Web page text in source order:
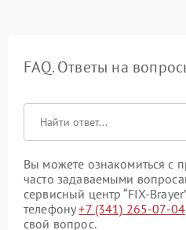
FAQ. Ответы на
Вы можете ознакомиться с
часто задаваемыми
сервисный центр “FIX-
телефону+7 (341) 265-07-04
свой вопрос.